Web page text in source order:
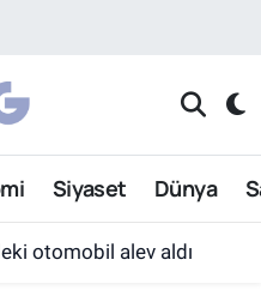
Siyaset Dünya
otomobil alev aldı